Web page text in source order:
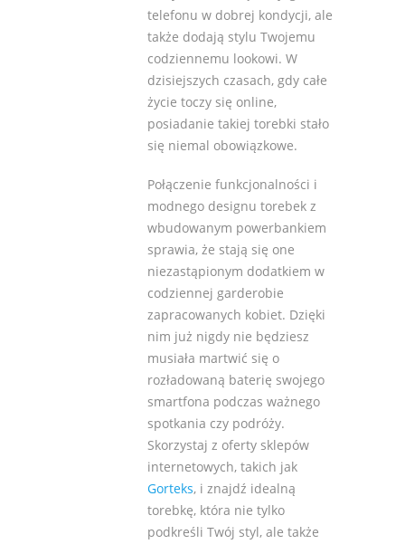
telefonu w dobrej kondycji, ale
także dodają stylu Twojemu
codziennemu lookowi. W
dzisiejszych czasach, gdy całe
życie toczy się online,
posiadanie takiej torebki stało
się niemal obowiązkowe.
Połączenie funkcjonalności i
modnego designu torebek z
wbudowanym powerbankiem
sprawia, że stają się one
niezastąpionym dodatkiem w
codziennej garderobie
zapracowanych kobiet. Dzięki
nim już nigdy nie będziesz
musiała martwić się o
rozładowaną baterię swojego
smartfona podczas ważnego
spotkania czy podróży.
Skorzystaj z oferty sklepów
internetowych, takich jak
Gorteks, i znajdź idealną
torebkę, która nie tylko
podkreśli Twój styl, ale także